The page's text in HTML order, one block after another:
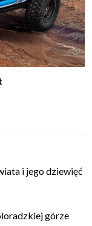
i jego dziewięć
górze